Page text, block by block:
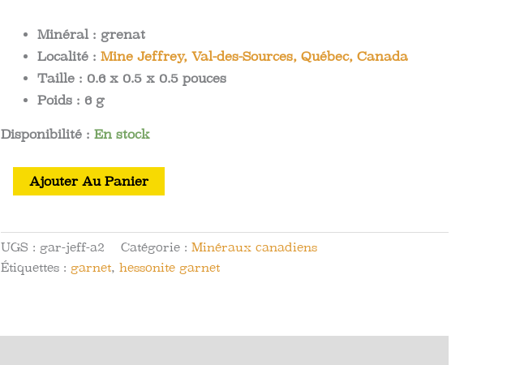
Minéral : grenat
Localité : Mine Jeffrey, Val-des-Sources, Québec, Canada
Taille : 0.6 x 0.5 x 0.5 pouces
Poids : 6 g
Disponibilité : En stock
quantité
de
Hessonite
de
Ajouter Au Panier
UGS : gar-jeff-a2 Catégorie : Minéraux canadiens
Étiquettes : garnet, hessonite garnet